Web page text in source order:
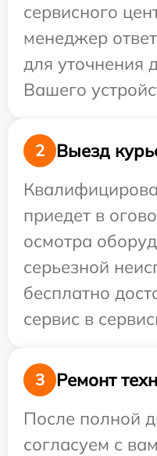
сервисного
менеджер
для уточнения
Вашего
2
Выезд
приедет в
осмотра
серьезной
бесплатно
сервис в
3
Ремонт
После полной
согласуем с